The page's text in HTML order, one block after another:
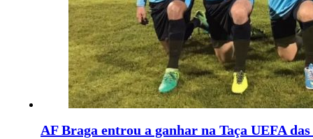
AF Braga entrou a ganhar na Taça UEFA das